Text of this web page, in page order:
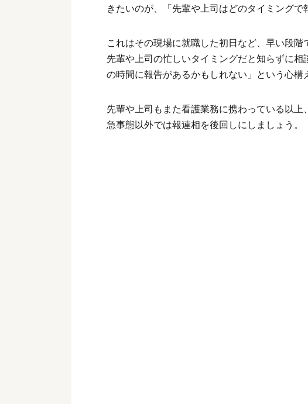
きたいのが、「先輩や上司はどのタイミングで
これはその現場に就職した初日など、早い段階
先輩や上司の忙しいタイミングだと知らずに
の時間に報告があるかもしれない」という心構
先輩や上司もまた看護業務に携わっている以
急事態以外では報連相を後回しにしましょう。